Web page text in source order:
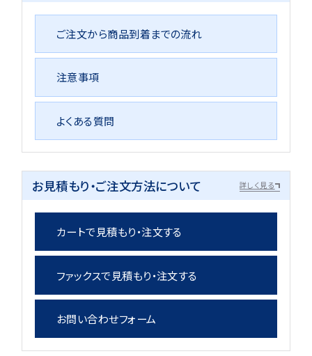
ご注文から商品到着までの流れ
注意事項
よくある質問
お見積もり・ご注文方法について 詳しく見る
カートで見積もり・注文する
ファックスで見積もり・注文する
お問い合わせフォーム